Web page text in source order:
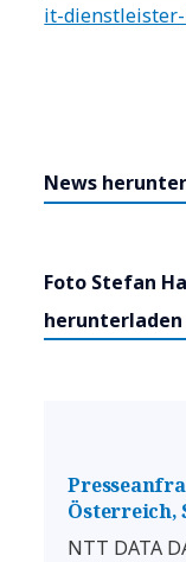
it-
News
Foto Stefan
herunterladen
Österreich,
NTT DATA